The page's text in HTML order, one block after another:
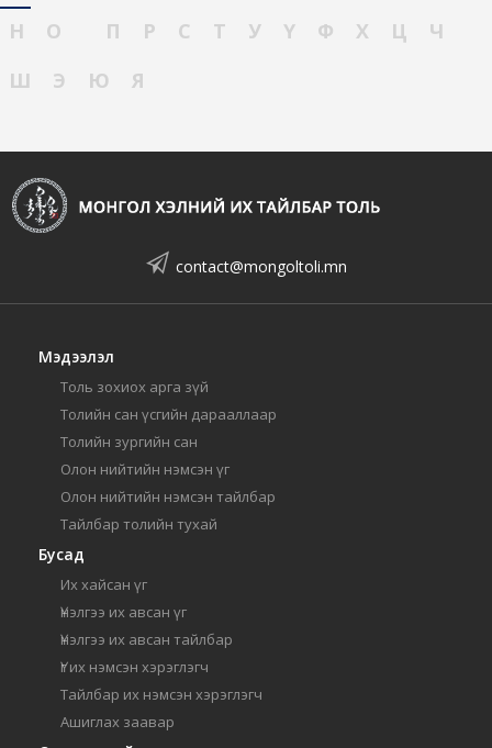
Н
О П Р С Т У Ү Ф Х Ц
Ч
Ш
Э Ю Я
contact@mongoltoli.mn
Мэдээлэл
Толь зохиох арга зүй
Толийн сан үсгийн дарааллаар
Толийн зургийн сан
Олон нийтийн нэмсэн үг
Олон нийтийн нэмсэн тайлбар
Тайлбар толийн тухай
Бусад
Их хайсан үг
Үнэлгээ их авсан үг
Үнэлгээ их авсан тайлбар
Үг их нэмсэн хэрэглэгч
Тайлбар их нэмсэн хэрэглэгч
Ашиглах заавар